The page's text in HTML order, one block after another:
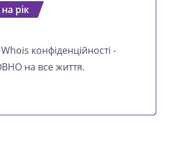
рік
конфіденційності -
на все життя.